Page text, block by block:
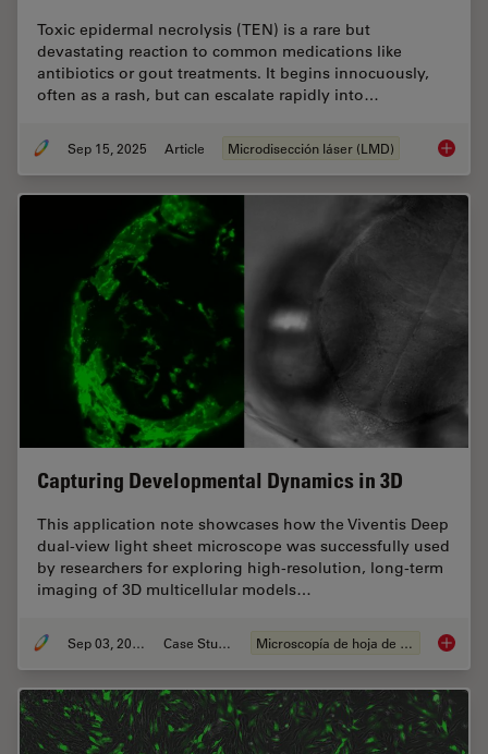
Toxic epidermal necrolysis (TEN) is a rare but
devastating reaction to common medications like
antibiotics or gout treatments. It begins innocuously,
often as a rash, but can escalate rapidly into…
Sep 15, 2025 Article Microdisección láser (LMD) How a
Capturing Developmental Dynamics in 3D
This application note showcases how the Viventis Deep
dual-view light sheet microscope was successfully used
by researchers for exploring high-resolution, long-term
imaging of 3D multicellular models…
Sep 03, 2025 Case Study Microscopía de hoja de luz